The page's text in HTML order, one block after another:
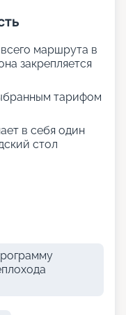
маршрута в
закрепляется
тарифом
в себя один
стол